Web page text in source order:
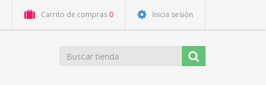
Carrito de compras 0 Inicia sesión